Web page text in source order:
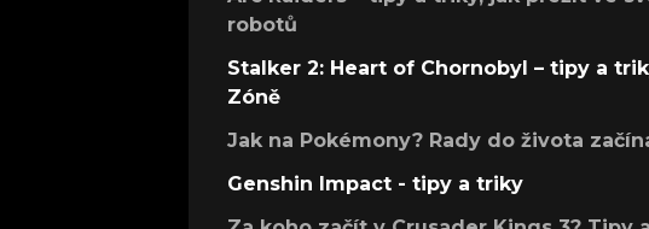
robotů
Stalker 2: Heart of Chornobyl – tipy a
Zóně
Jak na Pokémony? Rady do života
Genshin Impact - tipy a triky